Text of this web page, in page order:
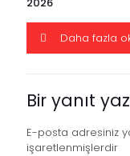
Daha fazla
Bir yanıt
E-posta adresiniz
işaretlenmişlerdir